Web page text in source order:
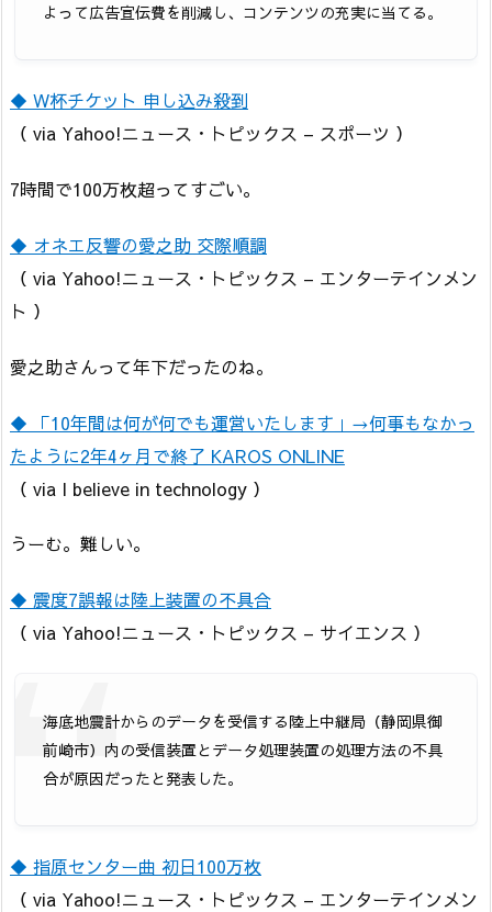
よって広告宣伝費を削減し、コンテンツの充実に当てる。
◆ W杯チケット 申し込み殺到
（ via Yahoo!ニュース・トピックス – スポーツ ）
7時間で100万枚超ってすごい。
◆ オネエ反響の愛之助 交際順調
（ via Yahoo!ニュース・トピックス – エンターテインメン
ト ）
愛之助さんって年下だったのね。
◆ 「10年間は何が何でも運営いたします」→何事もなかっ
たように2年4ヶ月で終了 KAROS ONLINE
（ via I believe in technology ）
うーむ。難しい。
◆ 震度7誤報は陸上装置の不具合
（ via Yahoo!ニュース・トピックス – サイエンス ）
海底地震計からのデータを受信する陸上中継局（静岡県御
前崎市）内の受信装置とデータ処理装置の処理方法の不具
合が原因だったと発表した。
◆ 指原センター曲 初日100万枚
（ via Yahoo!ニュース・トピックス – エンターテインメン